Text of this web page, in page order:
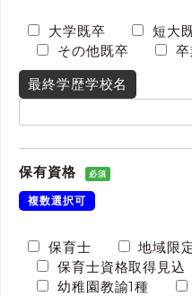
大学既卒 短大
その他既卒
最終学歴学校名
保有資格 必須
複数選択可
保育士
地域限
保育士資格取得見込
幼稚園教諭1種